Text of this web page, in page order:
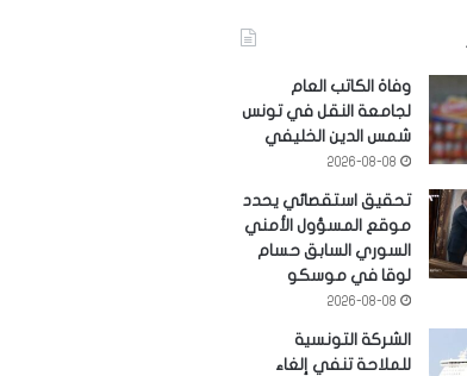
وفاة الكاتب العام
لجامعة النقل في تونس
شمس الدين الخليفي
2026-08-08
تحقيق استقصائي يحدد
موقع المسؤول الأمني
السوري السابق حسام
لوقا في موسكو
2026-08-08
الشركة التونسية
للملاحة تنفي إلغاء